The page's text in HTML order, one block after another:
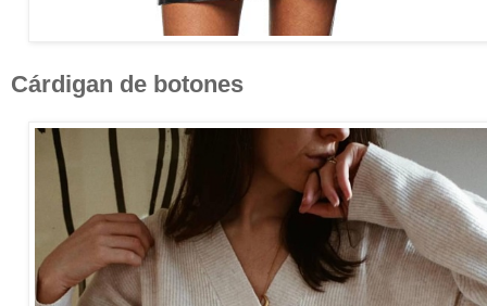
Cárdigan de botones